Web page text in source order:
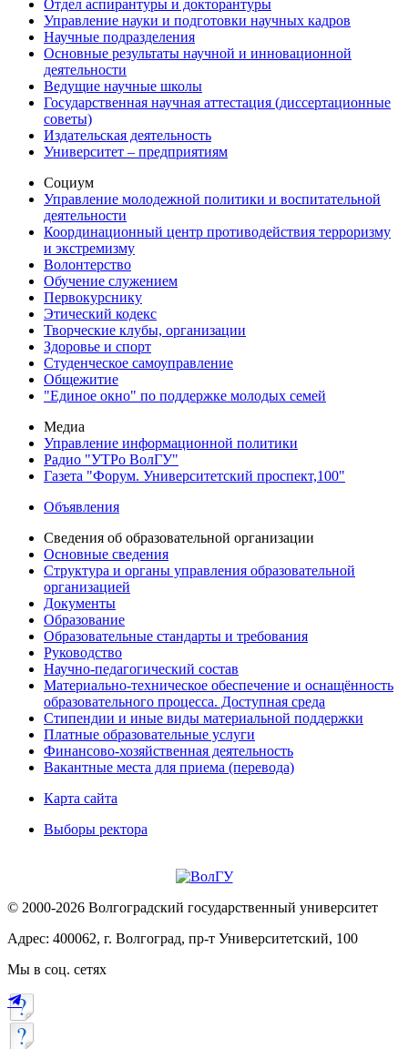
Отдел аспирантуры и докторантуры
Управление науки и подготовки научных кадров
Научные подразделения
Основные результаты научной и инновационной
деятельности
Ведущие научные школы
Государственная научная аттестация (диссертационные
советы)
Издательская деятельность
Университет – предприятиям
Социум
Управление молодежной политики и воспитательной
деятельности
Координационный центр противодействия терроризму
и экстремизму
Волонтерство
Обучение служением
Первокурснику
Этический кодекс
Творческие клубы, организации
Здоровье и спорт
Студенческое самоуправление
Общежитие
"Единое окно" по поддержке молодых семей
Медиа
Управление информационной политики
Радио "УТРо ВолГУ"
Газета "Форум. Университетский проспект,100"
Объявления
Сведения об образовательной организации
Основные сведения
Структура и органы управления образовательной
организацией
Документы
Образование
Образовательные стандарты и требования
Руководство
Научно-педагогический состав
Материально-техническое обеспечение и оснащённость
образовательного процесса. Доступная среда
Стипендии и иные виды материальной поддержки
Платные образовательные услуги
Финансово-хозяйственная деятельность
Вакантные места для приема (перевода)
Карта сайта
Выборы ректора
© 2000-2026 Волгоградский государственный университет
Адрес: 400062, г. Волгоград, пр-т Университетский, 100
Мы в соц. сетях